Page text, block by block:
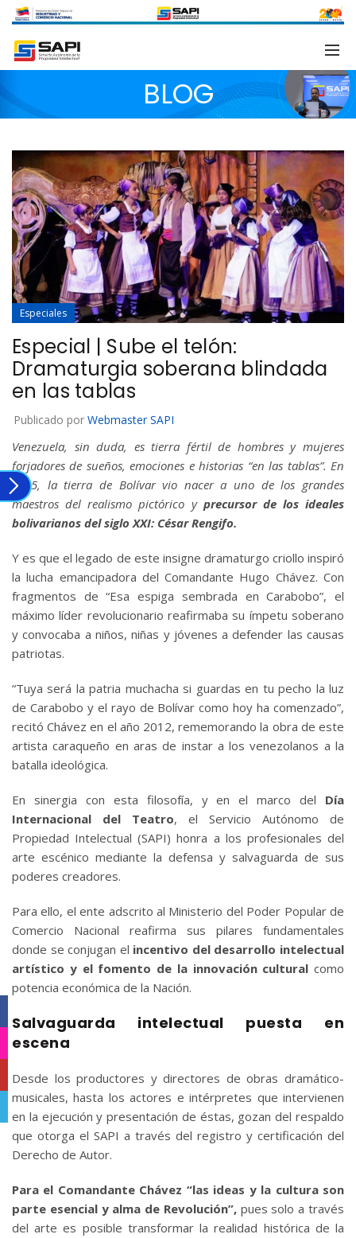
BLOG
Especiales
Especial | Sube el telón:
Dramaturgia soberana blindada
en las tablas
Publicado por Webmaster SAPI
Venezuela, sin duda, es tierra fértil de hombres y mujeres
forjadores de sueños, emociones e historias “en las tablas”. En
1915, la tierra de Bolívar vio nacer a uno de los grandes
maestros del realismo pictórico y precursor de los ideales
bolivarianos del siglo XXI: César Rengifo.
Y es que el legado de este insigne dramaturgo criollo inspiró
la lucha emancipadora del Comandante Hugo Chávez. Con
fragmentos de “Esa espiga sembrada en Carabobo”, el
máximo líder revolucionario reafirmaba su ímpetu soberano
y convocaba a niños, niñas y jóvenes a defender las causas
patriotas.
“Tuya será la patria muchacha si guardas en tu pecho la luz
de Carabobo y el rayo de Bolívar como hoy ha comenzado”,
recitó Chávez en el año 2012, rememorando la obra de este
artista caraqueño en aras de instar a los venezolanos a la
batalla ideológica.
En sinergia con esta filosofía, y en el marco del Día
Internacional del Teatro, el Servicio Autónomo de
Propiedad Intelectual (SAPI) honra a los profesionales del
arte escénico mediante la defensa y salvaguarda de sus
poderes creadores.
Para ello, el ente adscrito al Ministerio del Poder Popular de
Comercio Nacional reafirma sus pilares fundamentales
donde se conjugan el incentivo del desarrollo intelectual
artístico y el fomento de la innovación cultural como
potencia económica de la Nación.
Salvaguarda intelectual puesta en
escena
Desde los productores y directores de obras dramático-
musicales, hasta los actores e intérpretes que intervienen
en la ejecución y presentación de éstas, gozan del respaldo
que otorga el SAPI a través del registro y certificación del
Derecho de Autor.
Para el Comandante Chávez “las ideas y la cultura son
parte esencial y alma de Revolución”,pues solo a través
del arte es posible transformar la realidad histórica de la
Instagram
YouTube
Telegram